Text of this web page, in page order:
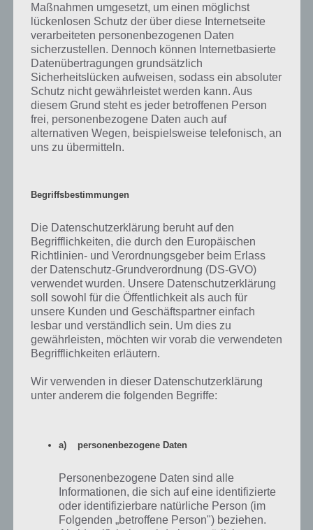
Simpsons Springfield Community Preise beim Tipp
Freunde und Nachbarn in Simpsons
Springfield zu vernachlässigen
Wie bereits beim Terwilliger-Event von Simpsons Springfield ist auch
in Akt 2 des Tipp-Ball-Event in Simpsons Springfield das Haben von
Freunden und Nachbarn eher zu vernachlässigen. So gibt es lediglich
eine Mütze. Wer zumindest alle Freundschaftsstufen-Preise geholt
hat, kann hierüber aber natürlich noch Donuts kassieren.
In anderen Springfields kannst du ebenfalls Fans
Maßnahmen umgesetzt, um einen möglichst
lückenlosen Schutz der über diese Internetseite
verarbeiteten personenbezogenen Daten
sicherzustellen. Dennoch können Internetbasierte
Datenübertragungen grundsätzlich
Sicherheitslücken aufweisen, sodass ein absoluter
Schutz nicht gewährleistet werden kann. Aus
diesem Grund steht es jeder betroffenen Person
frei, personenbezogene Daten auch auf
alternativen Wegen, beispielsweise telefonisch, an
uns zu übermitteln.
Begriffsbestimmungen
Die Datenschutzerklärung beruht auf den
Begrifflichkeiten, die durch den Europäischen
Richtlinien- und Verordnungsgeber beim Erlass
der Datenschutz-Grundverordnung (DS-GVO)
verwendet wurden. Unsere Datenschutzerklärung
soll sowohl für die Öffentlichkeit als auch für
unsere Kunden und Geschäftspartner einfach
lesbar und verständlich sein. Um dies zu
gewährleisten, möchten wir vorab die verwendeten
Begrifflichkeiten erläutern.
Wir verwenden in dieser Datenschutzerklärung
unter anderem die folgenden Begriffe:
a) personenbezogene Daten
Personenbezogene Daten sind alle
Informationen, die sich auf eine identifizierte
oder identifizierbare natürliche Person (im
Folgenden „betroffene Person") beziehen.